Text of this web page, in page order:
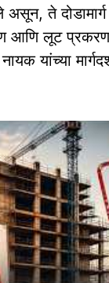
ते
आणि लूट
यांच्या